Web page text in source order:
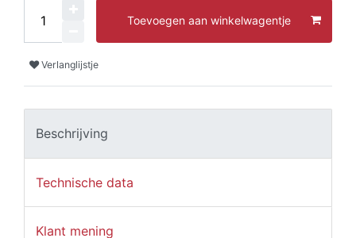
Toevoegen aan winkelwagentje
Verlanglijstje
Beschrijving
Technische data
Klant mening